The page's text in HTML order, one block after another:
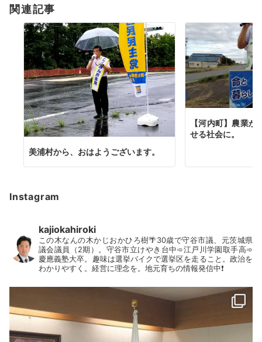
ン
関連記事
美浦村から、おはようございます。
【河内町】農業
せる社会に。
Instagram
kajiokahiroki
この木なんの木かじおかひろ樹🌴30歳で守谷市議、元茨城県
議会議員（2期）。守谷市立けやき台中➾江戸川学園取手高➾
慶應義塾大卒。趣味は選挙バイクで選挙区を走ること。政治を
わかりやすく。経営に理念を。地元育ちの情報発信中❗